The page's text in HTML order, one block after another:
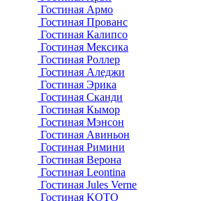
Гостиная Армо
Гостиная Прованс
Гостиная Калипсо
Гостиная Мексика
Гостиная Роллер
Гостиная Аледжи
Гостиная Эрика
Гостиная Сканди
Гостиная Кымор
Гостиная Мэнсон
Гостиная Авиньон
Гостиная Римини
Гостиная Верона
Гостиная Leontina
Гостиная Jules Verne
Гостиная KOTO